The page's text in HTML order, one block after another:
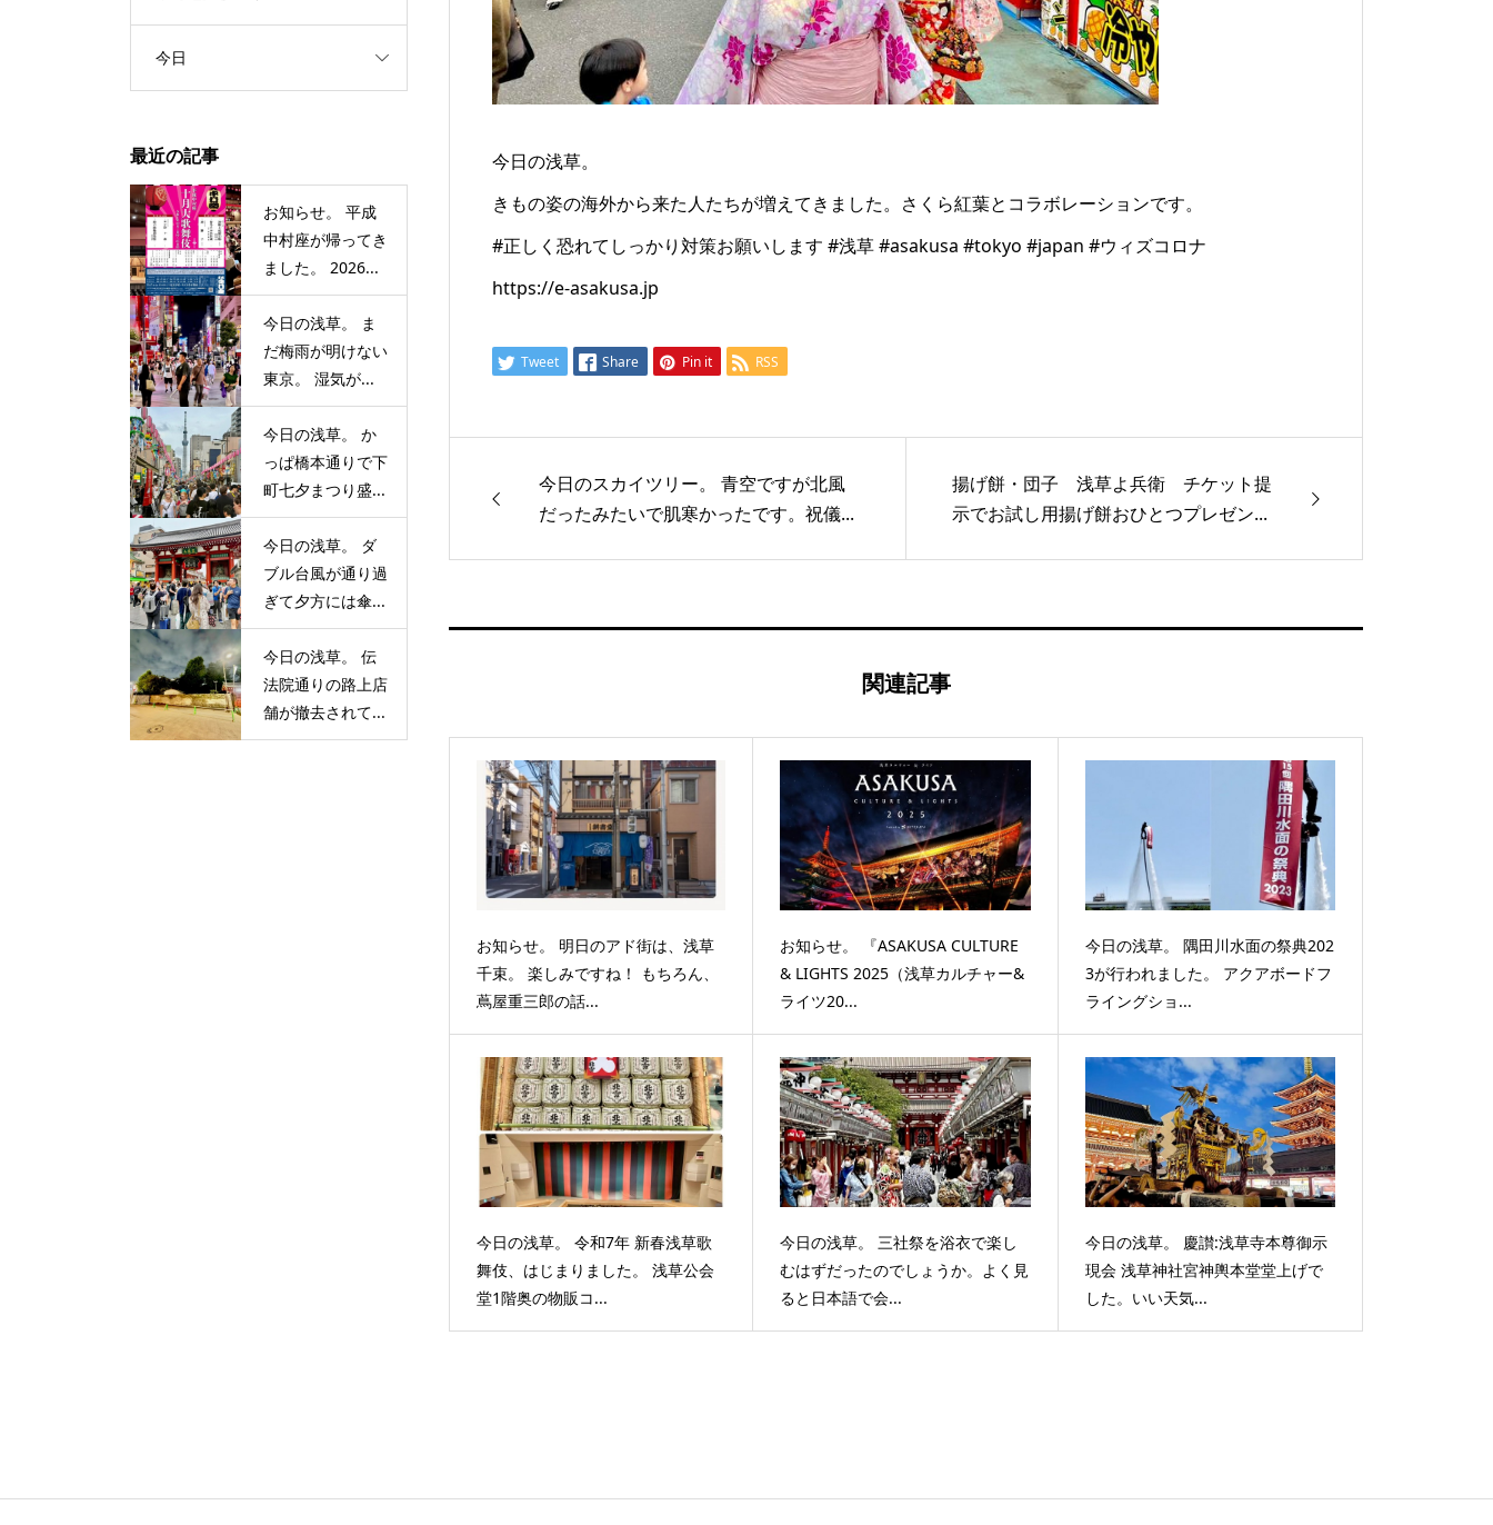
今日の浅草。
きもの姿の海外から来た人たちが増えてきました。さくら紅葉とコラボレーションです。
#正しく恐れてしっかり対策お願いします #浅草 #asakusa #tokyo #japan #ウィズコロナ
https://e-asakusa.jp
Tweet Share Pin it RSS
今日のスカイツリー。 青空ですが北風
だったみたいで肌寒かったです。祝儀...
揚げ餅・団子 浅草よ兵衛 チケット提
示でお試し用揚げ餅おひとつプレゼン...
関連記事
お知らせ。 明日のアド街は、浅草
千束。 楽しみですね！ もちろん、
蔦屋重三郎の話...
お知らせ。 『ASAKUSA CULTURE
& LIGHTS 2025（浅草カルチャー&
ライツ20...
今日の浅草。 隅田川水面の祭典202
3が行われました。 アクアボードフ
ライングショ...
今日の浅草。 令和7年 新春浅草歌
舞伎、はじまりました。 浅草公会
堂1階奥の物販コ...
今日の浅草。 三社祭を浴衣で楽し
むはずだったのでしょうか。よく見
ると日本語で会...
今日の浅草。 慶讃:浅草寺本尊御示
現会 浅草神社宮神輿本堂堂上げで
した。いい天気...
今日
最近の記事
お知らせ。 平成
中村座が帰ってき
ました。 2026...
今日の浅草。 ま
だ梅雨が明けない
東京。 湿気が...
今日の浅草。 か
っぱ橋本通りで下
町七夕まつり盛...
今日の浅草。 ダ
ブル台風が通り過
ぎて夕方には傘...
今日の浅草。 伝
法院通りの路上店
舗が撤去されて...